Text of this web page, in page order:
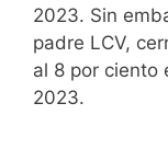
2023. Sin
padre LCV,
al 8 por ciento
2023.